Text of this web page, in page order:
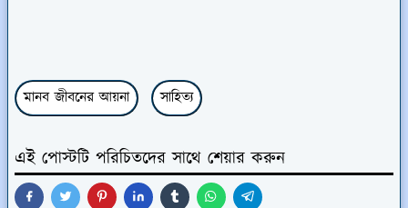
মানব জীবনের আয়না সাহিত্য
এই পোস্টটি পরিচিতদের সাথে শেয়ার করুন